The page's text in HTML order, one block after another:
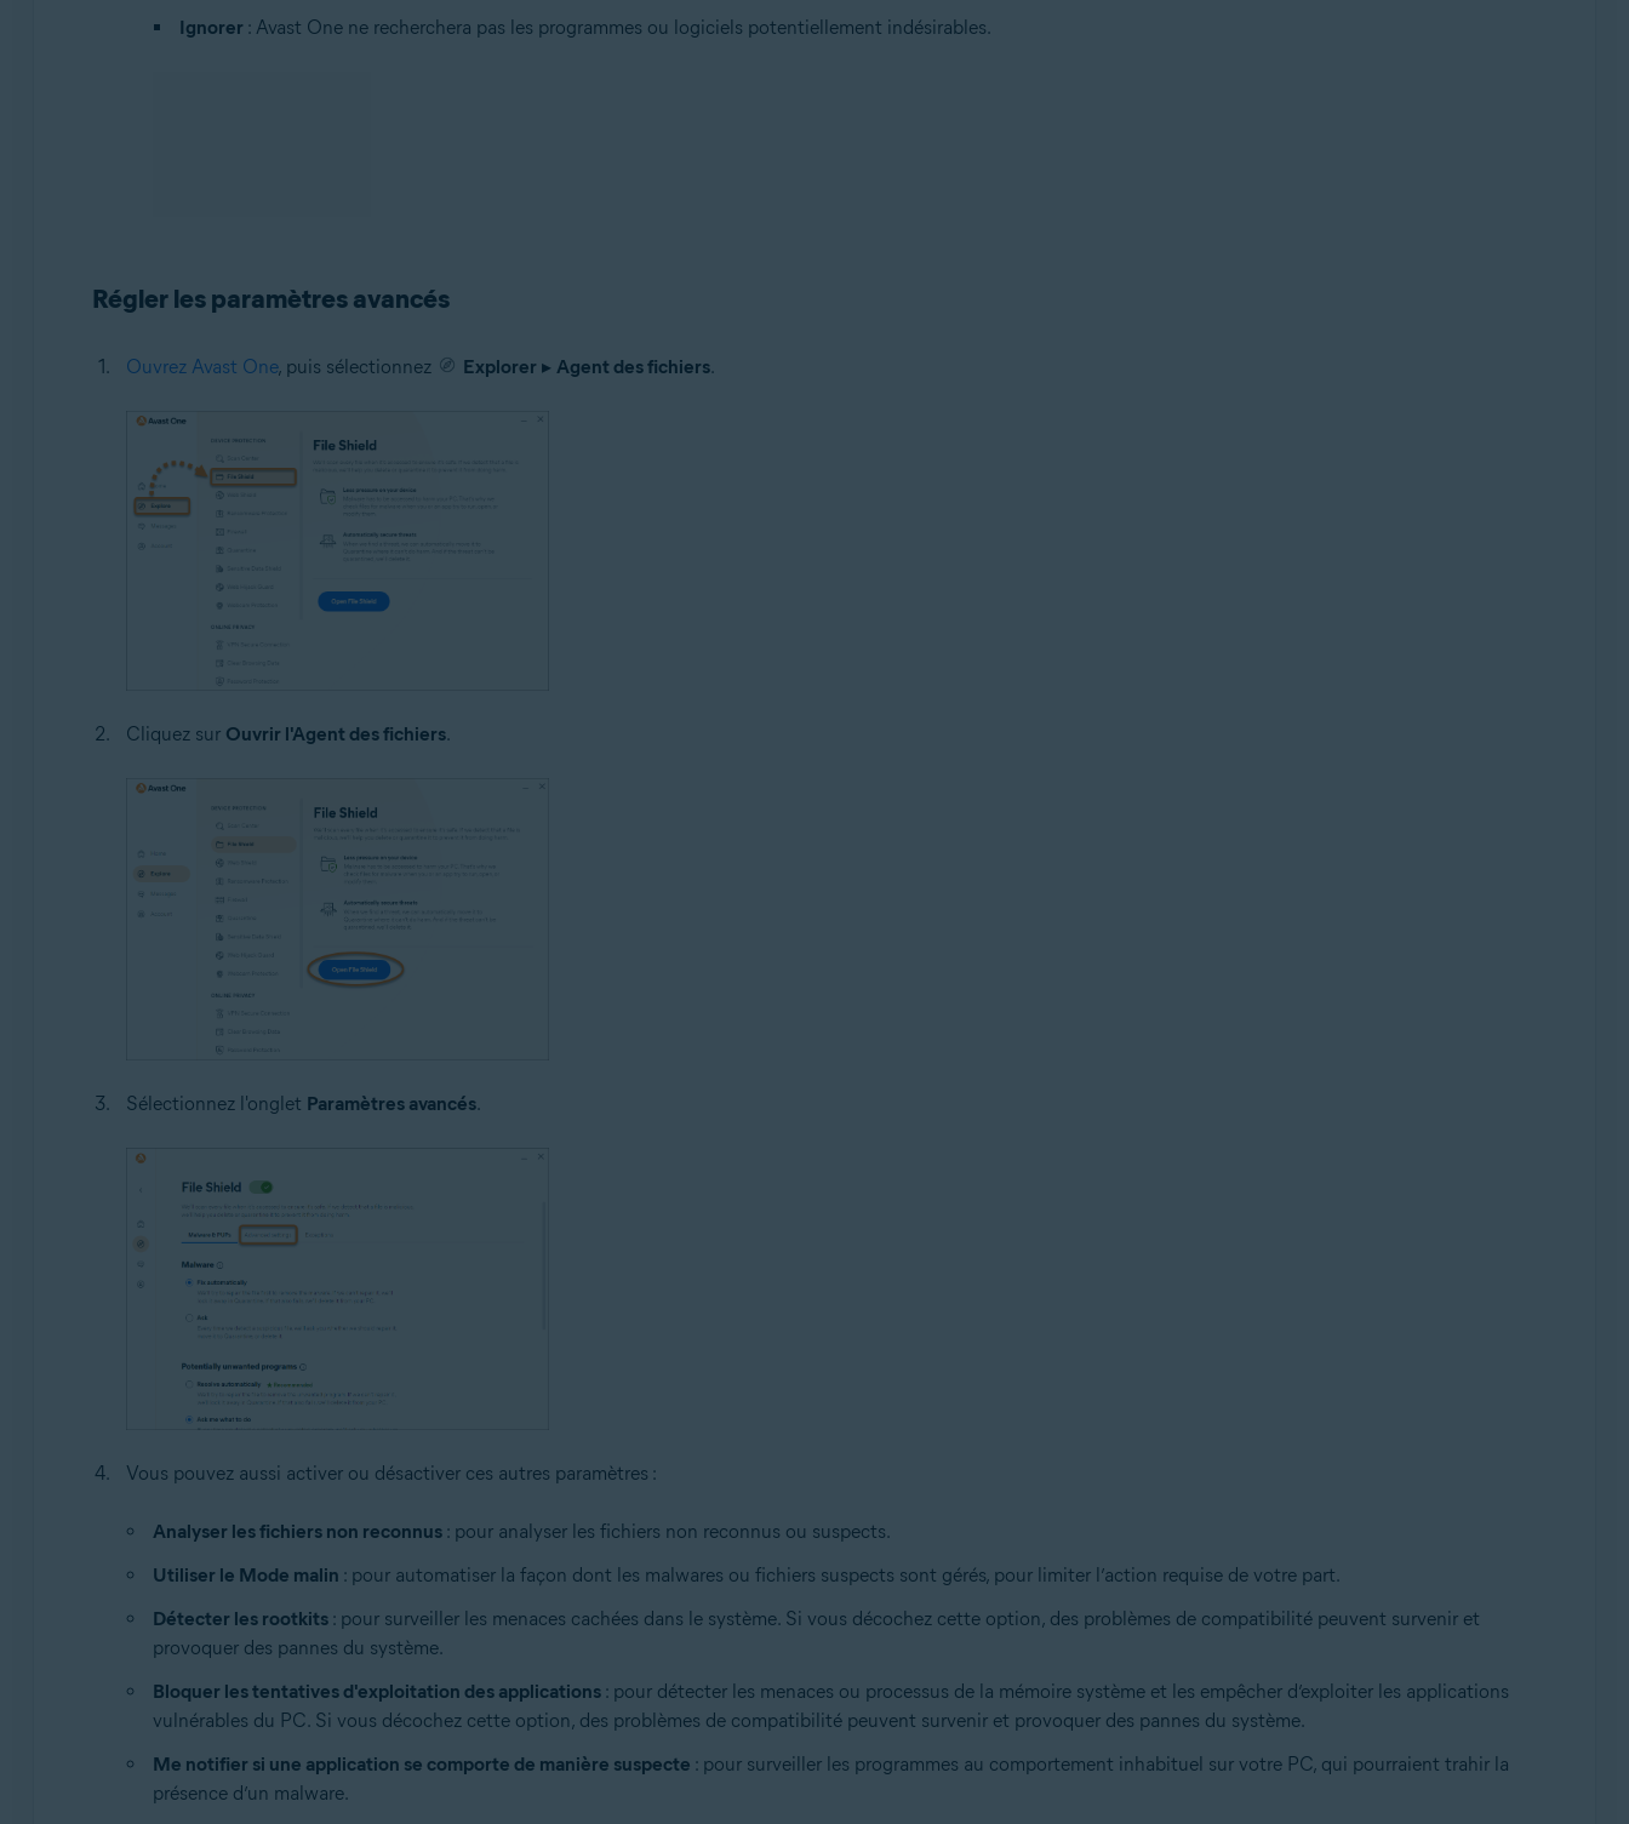
Ignorer : Avast One ne recherchera pas les programmes ou logiciels potentiellement indésirables.
Régler les paramètres avancés
Ouvrez Avast One, puis sélectionnez Explorer ▸ Agent des fichiers.
Cliquez sur Ouvrir l'Agent des fichiers.
Sélectionnez l'onglet Paramètres avancés.
Vous pouvez aussi activer ou désactiver ces autres paramètres :
Analyser les fichiers non reconnus: pour analyser les fichiers non reconnus ou suspects.
Utiliser le Mode malin : pour automatiser la façon dont les malwares ou fichiers suspects sont gérés, pour limiter l’action requise de votre part.
Détecter les rootkits: pour surveiller les menaces cachées dans le système. Si vous décochez cette option, des problèmes de compatibilité peuvent survenir et
provoquer des pannes du système.
Bloquer les tentatives d'exploitation des applications: pour détecter les menaces ou processus de la mémoire système et les empêcher d’exploiter les applications
vulnérables du PC. Si vous décochez cette option, des problèmes de compatibilité peuvent survenir et provoquer des pannes du système.
Me notifier si une application se comporte de manière suspecte : pour surveiller les programmes au comportement inhabituel sur votre PC, qui pourraient trahir la
présence d’un malware.